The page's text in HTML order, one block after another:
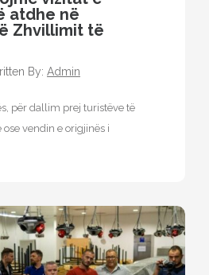
atdhe në
Zhvillimit të
By: Admin
për dallim prej turistëve të
vendin e origjinës i